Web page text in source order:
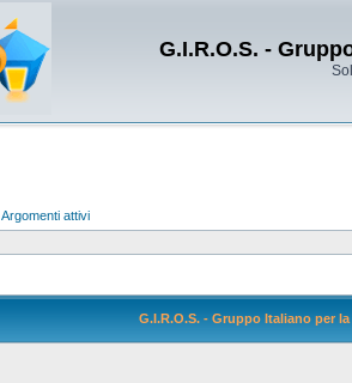
G.I.R.O.S. -
Argomenti attivi
G.I.R.O.S. - Gruppo Italiano per